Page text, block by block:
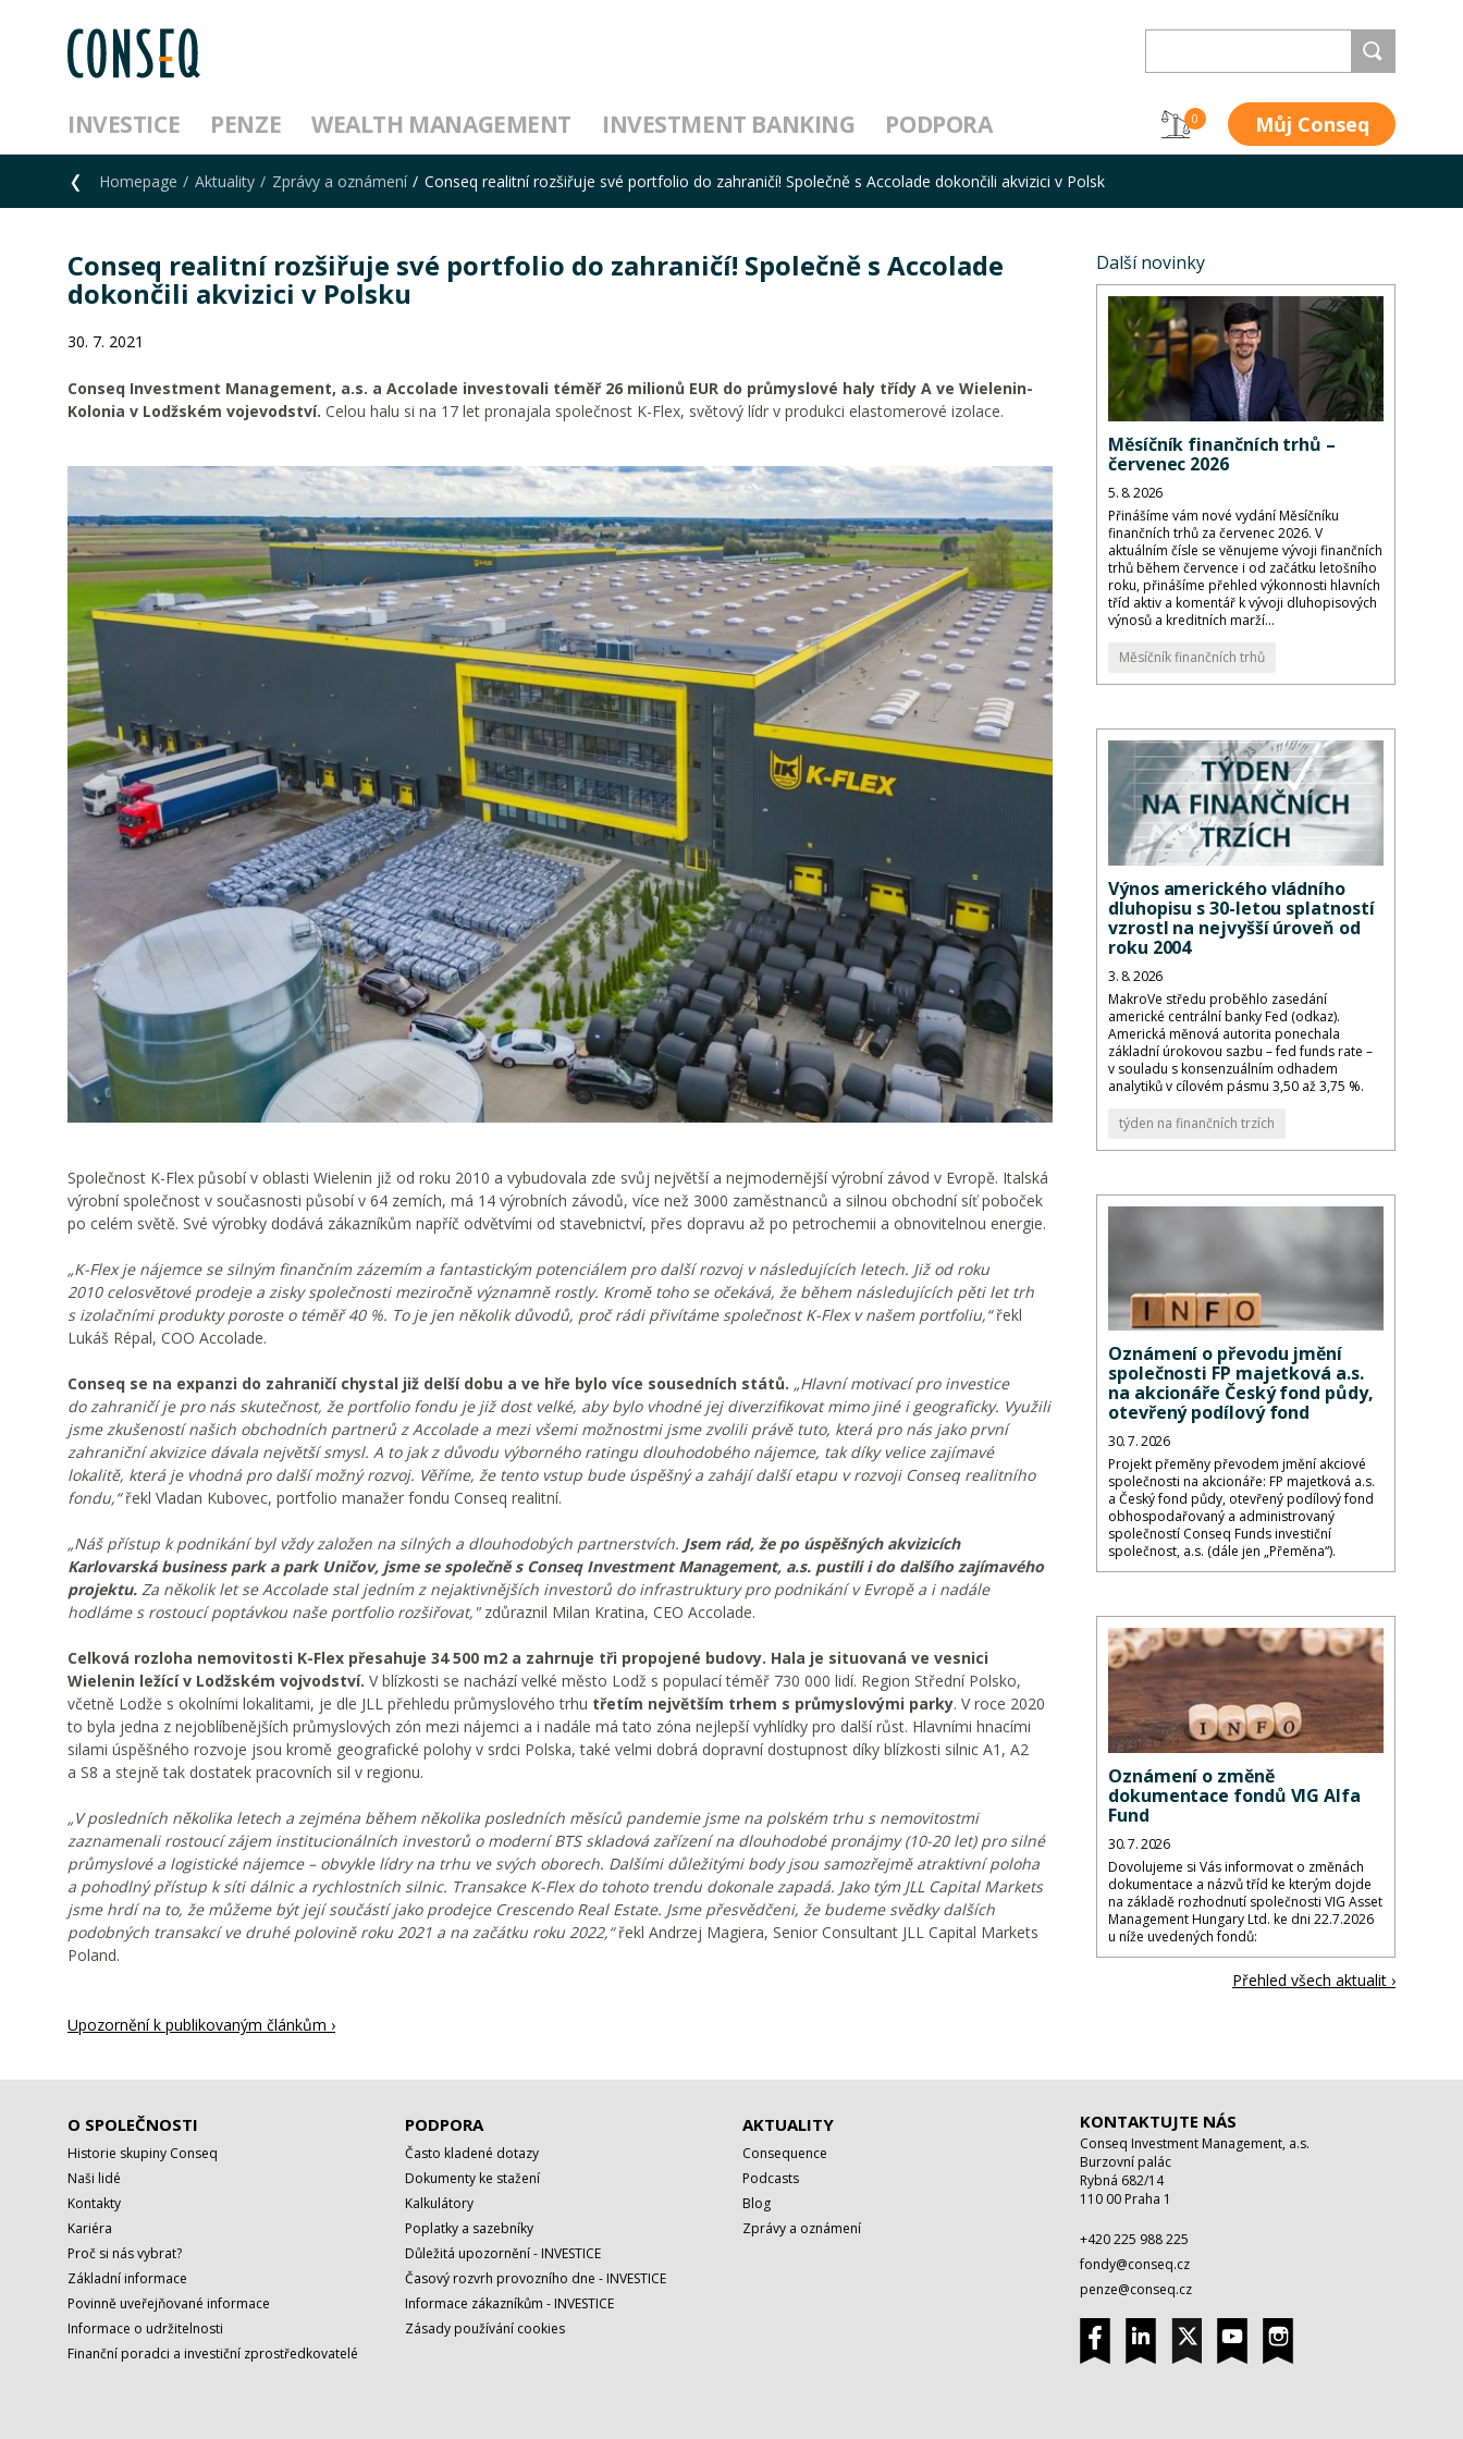
INVESTICE PENZE WEALTH MANAGEMENT INVESTMENT BANKING PODPORA 0 Můj Conseq
Homepage Aktuality Zprávy a oznámení Conseq realitní rozšiřuje své portfolio do zahraničí! Společně s Accolade dokončili akvizici v Polsk
Conseq realitní rozšiřuje své portfolio do zahraničí! Společně s Accolade
dokončili akvizici v Polsku
30. 7. 2021
Conseq Investment Management, a.s. a Accolade investovali téměř 26 milionů EUR do průmyslové haly třídy A ve Wielenin-
Kolonia v Lodžském vojevodství. Celou halu si na 17 let pronajala společnost K-Flex, světový lídr v produkci elastomerové izolace.
Společnost K-Flex působí v oblasti Wielenin již od roku 2010 a vybudovala zde svůj největší a nejmodernější výrobní závod v Evropě. Italská
výrobní společnost v současnosti působí v 64 zemích, má 14 výrobních závodů, více než 3000 zaměstnanců a silnou obchodní síť poboček
po celém světě. Své výrobky dodává zákazníkům napříč odvětvími od stavebnictví, přes dopravu až po petrochemii a obnovitelnou energie.
„K-Flex je nájemce se silným finančním zázemím a fantastickým potenciálem pro další rozvoj v následujících letech. Již od roku
2010 celosvětové prodeje a zisky společnosti meziročně významně rostly. Kromě toho se očekává, že během následujících pěti let trh
s izolačními produkty poroste o téměř 40 %. To je jen několik důvodů, proč rádi přivítáme společnost K-Flex v našem portfoliu,“řekl
Lukáš Répal, COO Accolade.
Conseq se na expanzi do zahraničí chystal již delší dobu a ve hře bylo více sousedních států. „Hlavní motivací pro investice
do zahraničí je pro nás skutečnost, že portfolio fondu je již dost velké, aby bylo vhodné jej diverzifikovat mimo jiné i geograficky. Využili
jsme zkušeností našich obchodních partnerů z Accolade a mezi všemi možnostmi jsme zvolili právě tuto, která pro nás jako první
zahraniční akvizice dávala největší smysl. A to jak z důvodu výborného ratingu dlouhodobého nájemce, tak díky velice zajímavé
lokalitě, která je vhodná pro další možný rozvoj. Věříme, že tento vstup bude úspěšný a zahájí další etapu v rozvoji Conseq realitního
fondu,“řekl Vladan Kubovec, portfolio manažer fondu Conseq realitní.
„Náš přístup k podnikání byl vždy založen na silných a dlouhodobých partnerstvích. Jsem rád, že po úspěšných akvizicích
Karlovarská business park a park Uničov, jsme se společně s Conseq Investment Management, a.s. pustili i do dalšího zajímavého
projektu. Za několik let se Accolade stal jedním z nejaktivnějších investorů do infrastruktury pro podnikání v Evropě a i nadále
hodláme s rostoucí poptávkou naše portfolio rozšiřovat,"zdůraznil Milan Kratina, CEO Accolade.
Celková rozloha nemovitosti K-Flex přesahuje 34 500 m2 a zahrnuje tři propojené budovy. Hala je situovaná ve vesnici
Wielenin ležící v Lodžském vojvodství. V blízkosti se nachází velké město Lodž s populací téměř 730 000 lidí. Region Střední Polsko,
včetně Lodže s okolními lokalitami, je dle JLL přehledu průmyslového trhu třetím největším trhem s průmyslovými parky. V roce 2020
to byla jedna z nejoblíbenějších průmyslových zón mezi nájemci a i nadále má tato zóna nejlepší vyhlídky pro další růst. Hlavními hnacími
silami úspěšného rozvoje jsou kromě geografické polohy v srdci Polska, také velmi dobrá dopravní dostupnost díky blízkosti silnic A1, A2
a S8 a stejně tak dostatek pracovních sil v regionu.
„V posledních několika letech a zejména během několika posledních měsíců pandemie jsme na polském trhu s nemovitostmi
zaznamenali rostoucí zájem institucionálních investorů o moderní BTS skladová zařízení na dlouhodobé pronájmy (10-20 let) pro silné
průmyslové a logistické nájemce – obvykle lídry na trhu ve svých oborech. Dalšími důležitými body jsou samozřejmě atraktivní poloha
a pohodlný přístup k síti dálnic a rychlostních silnic. Transakce K-Flex do tohoto trendu dokonale zapadá. Jako tým JLL Capital Markets
jsme hrdí na to, že můžeme být její součástí jako prodejce Crescendo Real Estate. Jsme přesvědčeni, že budeme svědky dalších
podobných transakcí ve druhé polovině roku 2021 a na začátku roku 2022,“řekl Andrzej Magiera, Senior Consultant JLL Capital Markets
Poland.
Upozornění k publikovaným článkům ›
Další novinky
Měsíčník finančních trhů –
červenec 2026
5. 8. 2026
Přinášíme vám nové vydání Měsíčníku
finančních trhů za červenec 2026. V
aktuálním čísle se věnujeme vývoji finančních
trhů během července i od začátku letošního
roku, přinášíme přehled výkonnosti hlavních
tříd aktiv a komentář k vývoji dluhopisových
výnosů a kreditních marží...
Měsíčník finančních trhů
Výnos amerického vládního
dluhopisu s 30-letou splatností
vzrostl na nejvyšší úroveň od
roku 2004
3. 8. 2026
MakroVe středu proběhlo zasedání
americké centrální banky Fed (odkaz).
Americká měnová autorita ponechala
základní úrokovou sazbu – fed funds rate –
v souladu s konsenzuálním odhadem
analytiků v cílovém pásmu 3,50 až 3,75 %.
týden na finančních trzích
Oznámení o převodu jmění
společnosti FP majetková a.s.
na akcionáře Český fond půdy,
otevřený podílový fond
30. 7. 2026
Projekt přeměny převodem jmění akciové
společnosti na akcionáře: FP majetková a.s.
a Český fond půdy, otevřený podílový fond
obhospodařovaný a administrovaný
společností Conseq Funds investiční
společnost, a.s. (dále jen „Přeměna“).
Oznámení o změně
dokumentace fondů VIG Alfa
Fund
30. 7. 2026
Dovolujeme si Vás informovat o změnách
dokumentace a názvů tříd ke kterým dojde
na základě rozhodnutí společnosti VIG Asset
Management Hungary Ltd. ke dni 22.7.2026
u níže uvedených fondů:
Přehled všech aktualit ›
O SPOLEČNOSTI
Historie skupiny Conseq
Naši lidé
Kontakty
Kariéra
Proč si nás vybrat?
Základní informace
Povinně uveřejňované informace
Informace o udržitelnosti
Finanční poradci a investiční zprostředkovatelé
PODPORA
Často kladené dotazy
Dokumenty ke stažení
Kalkulátory
Poplatky a sazebníky
Důležitá upozornění - INVESTICE
Časový rozvrh provozního dne - INVESTICE
Informace zákazníkům - INVESTICE
Zásady používání cookies
AKTUALITY
Consequence
Podcasts
Blog
Zprávy a oznámení
KONTAKTUJTE NÁS
Conseq Investment Management, a.s.
Burzovní palác
Rybná 682/14
110 00 Praha 1
+420 225 988 225
fondy@conseq.cz
penze@conseq.cz